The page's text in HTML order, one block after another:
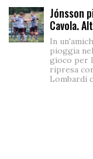
Jónsson
Cavola.
In
pioggia
gioco per
ripresa
Lombardi